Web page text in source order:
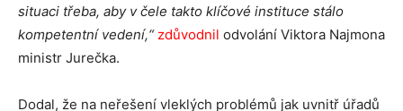
situaci třeba, aby v čele takto klíčové instituce stálo
kompetentní vedení,“ zdůvodnil odvolání Viktora Najmona
ministr Jurečka.
Dodal, že na neřešení vleklých problémů jak uvnitř úřadů